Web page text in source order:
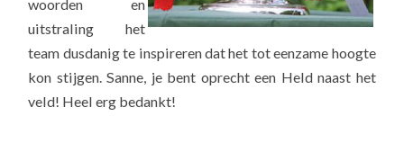
woorden en
uitstraling het
team dusdanig te inspireren dat het tot eenzame hoogte
kon stijgen. Sanne, je bent oprecht een Held naast het
veld! Heel erg bedankt!